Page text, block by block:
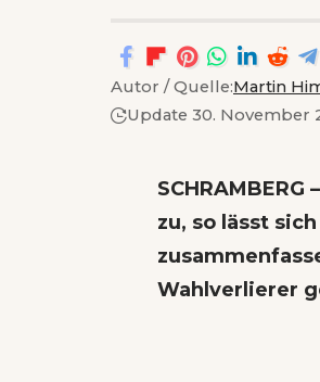
Autor / Quelle:Martin
Update 30. November
zu, so lässt
Wahlverlierer